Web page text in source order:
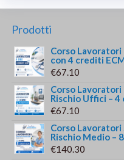
Prodotti
Corso Lavoratori
con 4 crediti
€67.10
Corso Lavoratori
Rischio Uffici –
€67.10
Corso Lavoratori
Rischio Medio –
€140.30